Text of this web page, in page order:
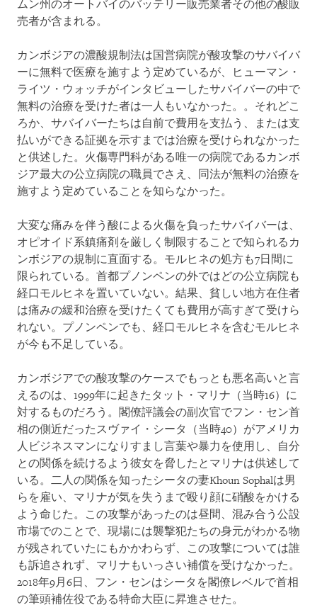
ムン州のオートバイのバッテリー販売業者その他の酸販
売者が含まれる。
カンボジアの濃酸規制法は国営病院が酸攻撃のサバイバ
ーに無料で医療を施すよう定めているが、ヒューマン・
ライツ・ウォッチがインタビューしたサバイバーの中で
無料の治療を受けた者は一人もいなかった。。それどこ
ろか、サバイバーたちは自前で費用を支払う、または支
払いができる証拠を示すまでは治療を受けられなかった
と供述した。火傷専門科がある唯一の病院であるカンボ
ジア最大の公立病院の職員でさえ、同法が無料の治療を
施すよう定めていることを知らなかった。
大変な痛みを伴う酸による火傷を負ったサバイバーは、
オピオイド系鎮痛剤を厳しく制限することで知られるカ
ンボジアの規制に直面する。モルヒネの処方も7日間に
限られている。首都プノンペンの外ではどの公立病院も
経口モルヒネを置いていない。結果、貧しい地方在住者
は痛みの緩和治療を受けたくても費用が高すぎて受けら
れない。プノンペンでも、経口モルヒネを含むモルヒネ
が今も不足している。
カンボジアでの酸攻撃のケースでもっとも悪名高いと言
えるのは、1999年に起きたタット・マリナ（当時16）に
対するものだろう。閣僚評議会の副次官でフン・セン首
相の側近だったスヴァイ・シータ（当時40）がアメリカ
人ビジネスマンになりすまし言葉や暴力を使用し、自分
との関係を続けるよう彼女を脅したとマリナは供述して
いる。二人の関係を知ったシータの妻Khoun Sophalは男
らを雇い、マリナが気を失うまで殴り顔に硝酸をかける
よう命じた。この攻撃があったのは昼間、混み合う公設
市場でのことで、現場には襲撃犯たちの身元がわかる物
が残されていたにもかかわらず、この攻撃については誰
も訴追されず、マリナもいっさい補償を受けなかった。
2018年9月6日、フン・センはシータを閣僚レベルで首相
の筆頭補佐役である特命大臣に昇進させた。